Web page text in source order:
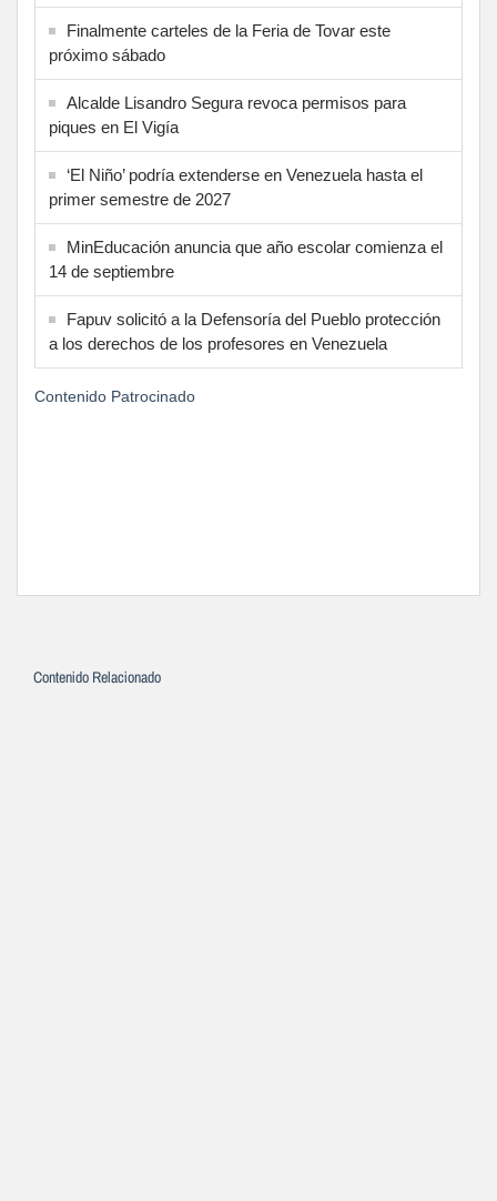
Finalmente carteles de la Feria de Tovar este
próximo sábado
Alcalde Lisandro Segura revoca permisos para
piques en El Vigía
‘El Niño’ podría extenderse en Venezuela hasta el
primer semestre de 2027
MinEducación anuncia que año escolar comienza el
14 de septiembre
Fapuv solicitó a la Defensoría del Pueblo protección
a los derechos de los profesores en Venezuela
Contenido Patrocinado
Contenido Relacionado